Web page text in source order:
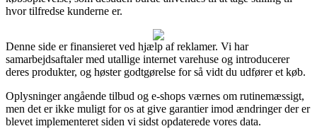
hvor tilfredse kunderne er.
Denne side er finansieret ved hjælp af reklamer. Vi har
samarbejdsaftaler med utallige internet varehuse og introducerer
deres produkter, og høster godtgørelse for så vidt du udfører et køb.
Oplysninger angående tilbud og e-shops værnes om rutinemæssigt,
men det er ikke muligt for os at give garantier imod ændringer der er
blevet implementeret siden vi sidst opdaterede vores data.